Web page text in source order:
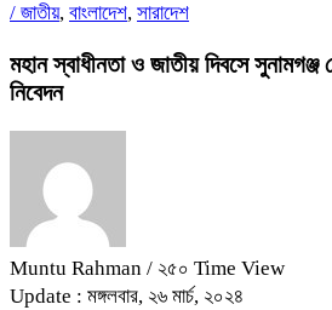
/ জাতীয়, বাংলাদেশ, সারাদেশ
মহান স্বাধীনতা ও জাতীয় দিবসে সুনামগঞ্জ
নিবেদন
Muntu Rahman / ২৫০ Time View
Update : মঙ্গলবার, ২৬ মার্চ, ২০২৪